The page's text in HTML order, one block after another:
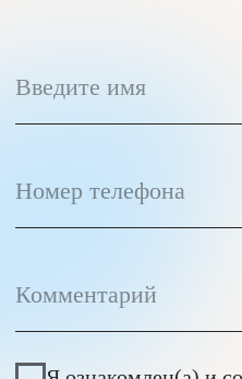
Студии
Расписание
Мероприятия
Преподаватели